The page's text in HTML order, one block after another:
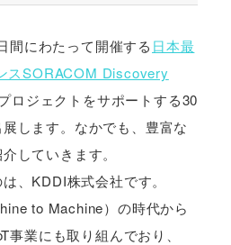
間にわたって開催する 日本最
スSORACOM Discovery
ロジェクトをサポートする30
します。なかでも、豊富な
していきます。
、KDDI株式会社です。
to Machine）の時代から
業にも取り組んでおり、